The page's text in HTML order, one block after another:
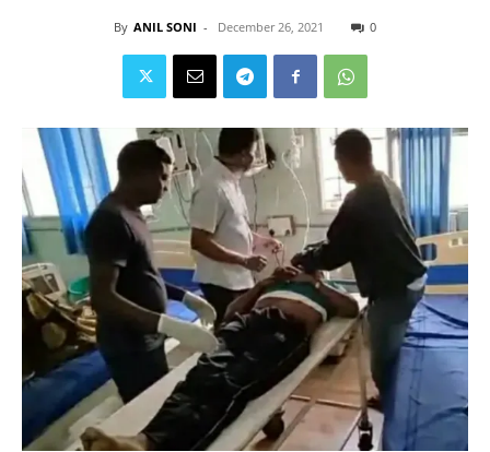
By ANIL SONI - December 26, 2021 0